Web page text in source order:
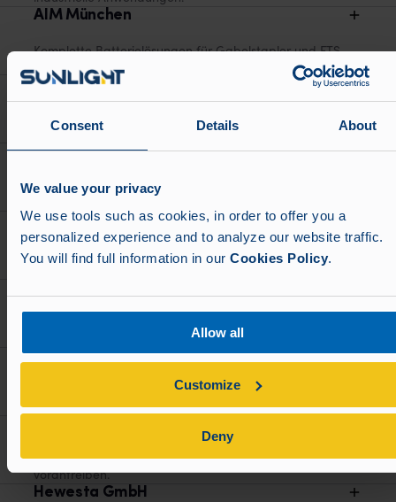
Consent Details About
We value your privacy
We use tools such as cookies, in order to offer you a
personalized experience and to analyze our website traffic.
You will find full information in our Cookies Policy.
Allow all
Customize
Deny
AIM München
Komplette Batterie­lösungen für Gabelstapler und FTS
– mit kompetentem technischem Support.
AIM Nürnberg
Vertrieb leistungsstarker Energiesysteme und
technischer Support für industrielle Fahrzeugflotten.
Cebalog GmbH
OEM-Batteriesysteme – entwickelt für höchste
GBD Batterien GmbH
Robuste Industriebatterien, ausgelegt für
stationäre Anlagen und Spezialanwendungen.
Habat GmbH
Skalierbare Energiesysteme für Industrie-, Logistik-
und Großanlagen.
Innovation im Bereich globaler Batterietechnologien
vorantreiben.
Hewesta GmbH